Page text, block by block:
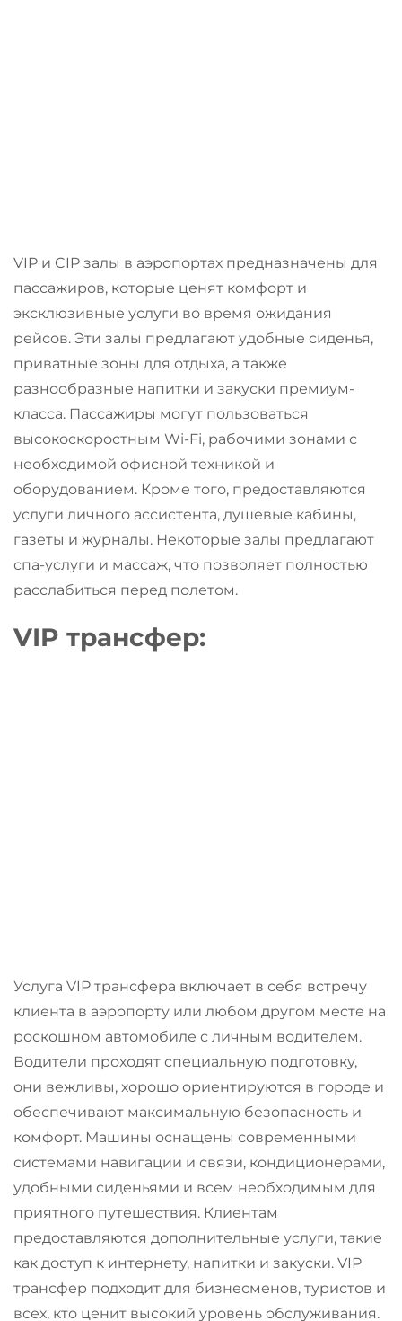
VIP и CIP залы в аэропортах предназначены для
пассажиров, которые ценят комфорт и
эксклюзивные услуги во время ожидания
рейсов. Эти залы предлагают удобные сиденья,
приватные зоны для отдыха, а также
разнообразные напитки и закуски премиум-
класса. Пассажиры могут пользоваться
высокоскоростным Wi-Fi, рабочими зонами с
необходимой офисной техникой и
оборудованием. Кроме того, предоставляются
услуги личного ассистента, душевые кабины,
газеты и журналы. Некоторые залы предлагают
спа-услуги и массаж, что позволяет полностью
расслабиться перед полетом.
VIP трансфер:
Услуга VIP трансфера включает в себя встречу
клиента в аэропорту или любом другом месте на
роскошном автомобиле с личным водителем.
Водители проходят специальную подготовку,
они вежливы, хорошо ориентируются в городе и
обеспечивают максимальную безопасность и
комфорт. Машины оснащены современными
системами навигации и связи, кондиционерами,
удобными сиденьями и всем необходимым для
приятного путешествия. Клиентам
предоставляются дополнительные услуги, такие
как доступ к интернету, напитки и закуски. VIP
трансфер подходит для бизнесменов, туристов и
всех, кто ценит высокий уровень обслуживания.